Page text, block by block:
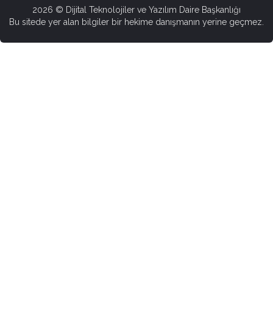
2026 © Dijital Teknolojiler ve Yazılım Daire Başkanlığı
Bu sitede yer alan bilgiler bir hekime danışmanın yerine geçmez.